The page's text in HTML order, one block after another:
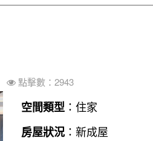
點擊數：2943
空間類型 ：住家
房屋狀況 ：新成屋